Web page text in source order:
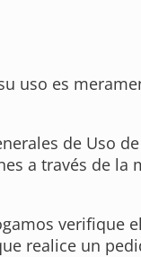
uso es
de Uso
a través de la
verifique
realice un